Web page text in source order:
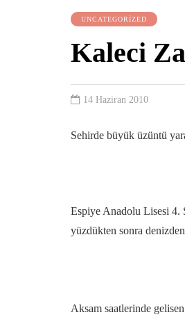
UNCATEGORIZED
Kaleci
14 Haziran 2010
Sehirde büyük üzüntü
Espiye Anadolu Lisesi 4.
yüzdükten sonra
Aksam saatlerinde